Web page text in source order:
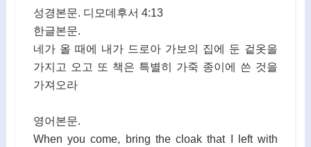
성경본문. 디모데후서 4:13
한글본문.
네가 올 때에 내가 드로아 가보의 집에 둔 겉옷을
가지고 오고 또 책은 특별히 가죽 종이에 쓴 것을
가져오라
영어본문.
When you come, bring the cloak that I left with